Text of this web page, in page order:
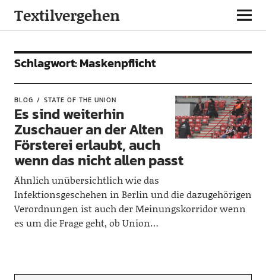
Textilvergehen
Schlagwort:Maskenpflicht
BLOG STATE OF THE UNION
Es sind weiterhin
Zuschauer an der Alten
Försterei erlaubt, auch
wenn das nicht allen passt
Ähnlich unübersichtlich wie das
Infektionsgeschehen in Berlin und die dazugehörigen
Verordnungen ist auch der Meinungskorridor wenn
es um die Frage geht, ob Union…